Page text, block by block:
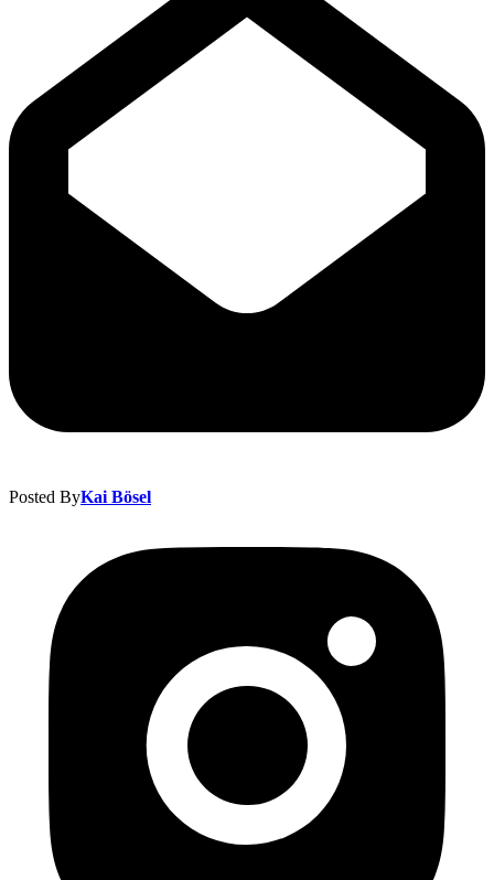
Posted ByKai Bösel